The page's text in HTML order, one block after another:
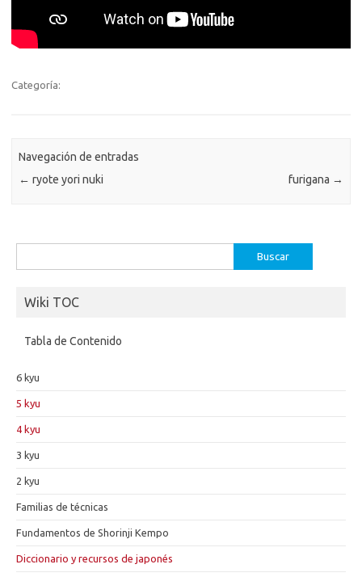
Categoría:
Navegación de entradas
← ryote yori nuki furigana →
Wiki TOC
Tabla de Contenido
6 kyu
5 kyu
4 kyu
3 kyu
2 kyu
Familias de técnicas
Fundamentos de Shorinji Kempo
Diccionario y recursos de japonés